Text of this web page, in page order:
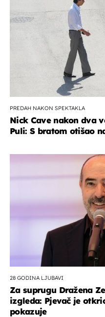
PREDAH NAKON SPEKTAKLA
Nick Cave nakon dva
Puli: S bratom otišao
28 GODINA LJUBAVI
Za suprugu Dražena
izgleda: Pjevač je
pokazuje